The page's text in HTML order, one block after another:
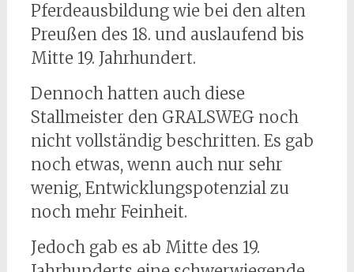
Pferdeausbildung wie bei den alten
Preußen des 18. und auslaufend bis
Mitte 19. Jahrhundert.
Dennoch hatten auch diese
Stallmeister den GRALSWEG noch
nicht vollständig beschritten. Es gab
noch etwas, wenn auch nur sehr
wenig, Entwicklungspotenzial zu
noch mehr Feinheit.
Jedoch gab es ab Mitte des 19.